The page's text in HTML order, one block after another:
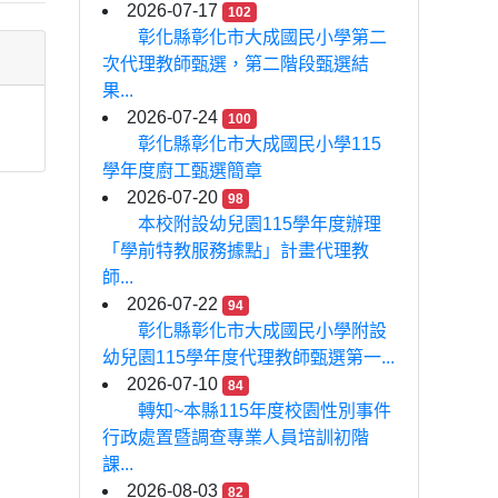
2026-07-17
102
彰化縣彰化市大成國民小學第二
次代理教師甄選，第二階段甄選結
果...
2026-07-24
100
彰化縣彰化市大成國民小學115
學年度廚工甄選簡章
2026-07-20
98
本校附設幼兒園115學年度辦理
「學前特教服務據點」計畫代理教
師...
2026-07-22
94
彰化縣彰化市大成國民小學附設
幼兒園115學年度代理教師甄選第一...
2026-07-10
84
轉知~本縣115年度校園性別事件
行政處置暨調查專業人員培訓初階
課...
2026-08-03
82